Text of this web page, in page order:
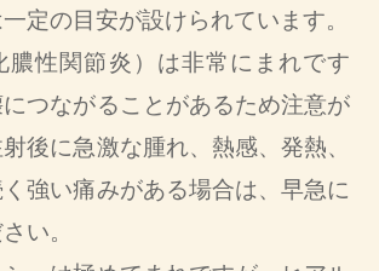
定の目安が設けられています。
膿性関節炎）は非常にまれです
つながることがあるため注意が
後に急激な腫れ、熱感、発熱、
強い痛みがある場合は、早急に
い。